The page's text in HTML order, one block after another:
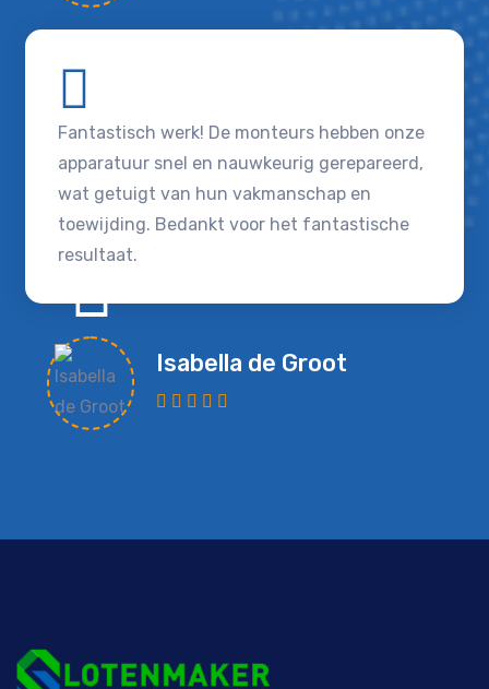
Fantastisch werk! De monteurs hebben onze
apparatuur snel en nauwkeurig gerepareerd,
wat getuigt van hun vakmanschap en
toewijding. Bedankt voor het fantastische
resultaat.
Isabella de Groot